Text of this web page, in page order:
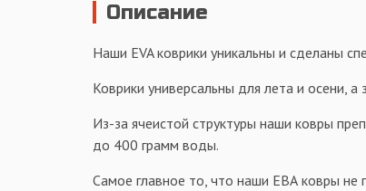
Описание
Наши EVA коврики уникальны и сделаны
Коврики универсальны для лета и осени,
Из-за ячеистой структуры наши ковры
до 400 грамм воды.
Самое главное то, что наши ЕВА ковры не